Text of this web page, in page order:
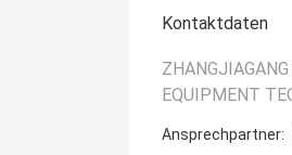
Kontaktdaten
EQUIPMENT
Ansprechpartner: